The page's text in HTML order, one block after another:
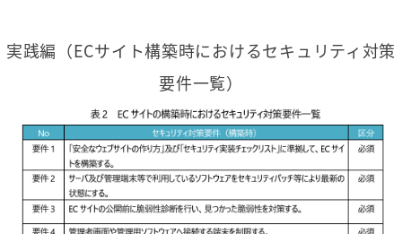
実践編（ECサイト構築時におけるセキュリティ対策
要件一覧）